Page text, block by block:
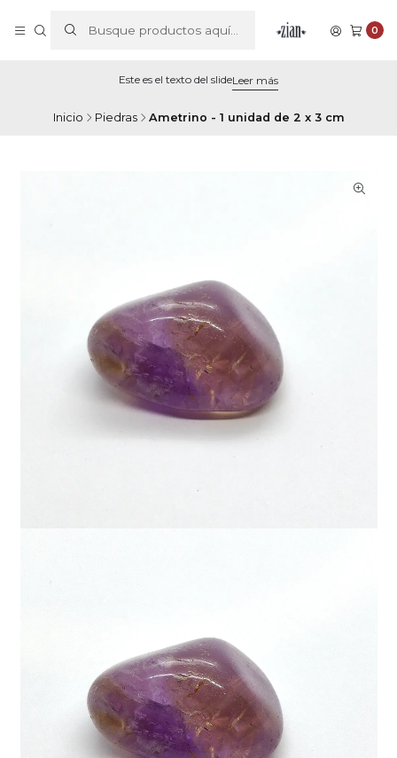
0
Este es el texto del slideLeer más
Inicio Piedras Ametrino - 1 unidad de 2 x 3 cm